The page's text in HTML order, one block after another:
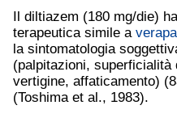
Il diltiazem (180 mg/die)
terapeutica simile a
la sintomatologia
(palpitazioni, superficialità
vertigine, affaticamento)
(Toshima et al., 1983).